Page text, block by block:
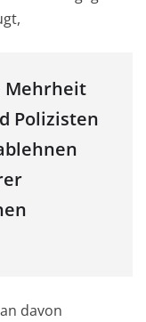
Mehrheit
Polizisten
davon